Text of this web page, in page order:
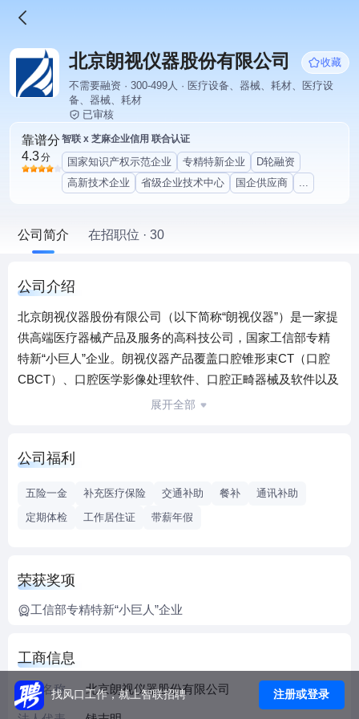
北京朗视仪器股份有限公司
收藏
不需要融资 · 300-499人 · 医疗设备、器械、耗材、医疗设
备、器械、耗材
已审核
靠谱分
4.3分
智联 x 芝麻企业信用 联合认证
国家知识产权示范企业 专精特新企业
D轮融资
高新技术企业
省级企业技术中心 国企供应商 ...
公司简介 在招职位 · 30
公司介绍
北京朗视仪器股份有限公司（以下简称“朗视仪器”）是一家提
供高端医疗器械产品及服务的高科技公司，国家工信部专精
特新“小巨人”企业。朗视仪器产品覆盖口腔锥形束CT（口腔
CBCT）、口腔医学影像处理软件、口腔正畸器械及软件以及
影像云技术服务，满足不同临床需求。
器械注册证，也是我国第一款通过欧盟CE认证的同类产品。
和自治区，并出口欧洲、非洲、东南亚、中东等多个国家和
商”作为发展愿景，积极推动行业标准制定，是国内多个影像
设备行业标准的起草单位之一，并作为中方专家代表参与了
体达到国际先进水平，其中空间分辨率、“四合一”多功能设备
性能指标达到国际领先水平。
朗视仪器核心技术团队源自清华大学和同方威视技术股份有
限公司，在高精度CBCT成像、剂量优化、高精度机电系统设
展开全部
公司福利
五险一金 补充医疗保险 交通补助 餐补
通讯补助
定期体检
工作居住证 带薪年假
荣获奖项
工信部专精特新“小巨人”企业
工商信息
企业名称 北京朗视仪器股份有限公司
找风口工作，就上智联招聘 注册或登录